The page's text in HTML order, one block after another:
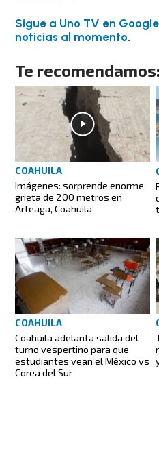
Sigue a Uno TV en
noticias al momento.
Te recomendamos:
COAHUILA
Imágenes: sorprende enorme
grieta de 200 metros en
Arteaga, Coahuila
COAHUILA
Coahuila adelanta salida del
turno vespertino para que
estudiantes vean el México vs
Corea del Sur